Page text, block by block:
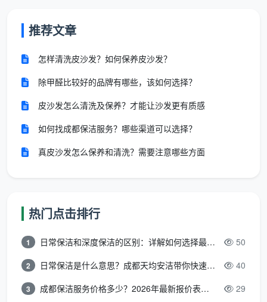
三、签订精开荒保洁服务合同前，必须核
对的5个关键点
即便选择了口碑团队，签约前亲自过一遍以下要
点，也能进一步堵住疏漏：
查验证照与保险：确认服务方具备营业资质，并投保
手套擦拭踢脚线等具体方法，让验收不再流于形式。
明确时限与触发条件：比如“竣工后多少小时内提出
异议有效”“返工需依据照片还是现场复核”，细节越
推荐文章
怎样清洗皮沙发？如何保养皮沙发？
除甲醛比较好的品牌有哪些，该如何选择？
皮沙发怎么清洗及保养？才能让沙发更有质感
如何找成都保洁服务？哪些渠道可以选择？
真皮沙发怎么保养和清洗？需要注意哪些方面
热门点击排行
1 日常保洁和深度保洁的区别：详解如何选择最适合的清洁服务 50
2 日常保洁是什么意思？成都天均安洁带你快速区分“日常vs深度vs开荒” 40
3 成都保洁服务价格多少？2026年最新报价表来了，这一篇看透所有费用 29